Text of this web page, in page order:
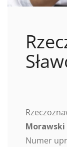
Morawski
Numer